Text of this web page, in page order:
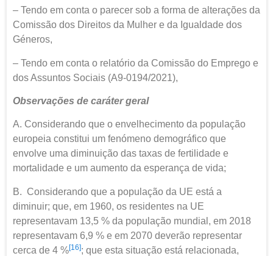
– Tendo em conta o parecer sob a forma de alterações da
Comissão dos Direitos da Mulher e da Igualdade dos
Géneros,
– Tendo em conta o relatório da Comissão do Emprego e
dos Assuntos Sociais (A9-0194/2021),
Observações de caráter geral
A. Considerando que o envelhecimento da população
europeia constitui um fenómeno demográfico que
envolve uma diminuição das taxas de fertilidade e
mortalidade e um aumento da esperança de vida;
B. Considerando que a população da UE está a
diminuir; que, em 1960, os residentes na UE
representavam 13,5 % da população mundial, em 2018
representavam 6,9 % e em 2070 deverão representar
cerca de 4 %[16]; que esta situação está relacionada,